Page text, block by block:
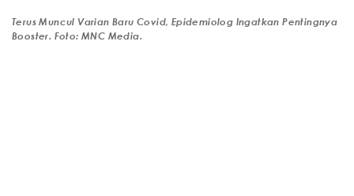
Terus Muncul Varian Baru Covid, Epidemiolog Ingatkan Pentingnya
Booster. Foto: MNC Media.